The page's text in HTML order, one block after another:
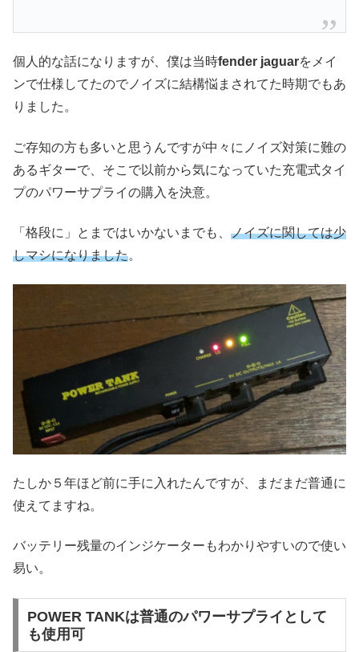
個人的な話になりますが、僕は当時fender jaguarをメイ
ンで仕様してたのでノイズに結構悩まされてた時期でもあ
りました。
ご存知の方も多いと思うんですが中々にノイズ対策に難の
あるギターで、そこで以前から気になっていた充電式タイ
プのパワーサプライの購入を決意。
「格段に」とまではいかないまでも、 ノイズに関しては少
しマシになりました。
たしか５年ほど前に手に入れたんですが、まだまだ普通に
使えてますね。
バッテリー残量のインジケーターもわかりやすいので使い
易い。
POWER TANKは普通のパワーサプライとして
も使用可